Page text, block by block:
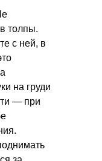
толпы.
с ней, в
на груди
— при